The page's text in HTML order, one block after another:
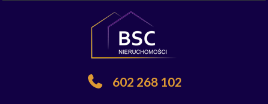
602 268 102